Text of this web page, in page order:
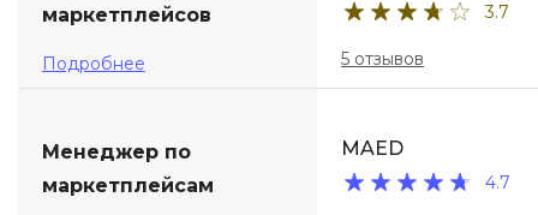
маркетплейсов
Подробнее
3.7
5 отзывов
Менеджер по
маркетплейсам
MAED
4.7